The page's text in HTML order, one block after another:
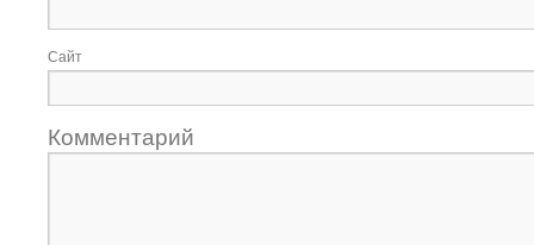
Сайт
Комментарий